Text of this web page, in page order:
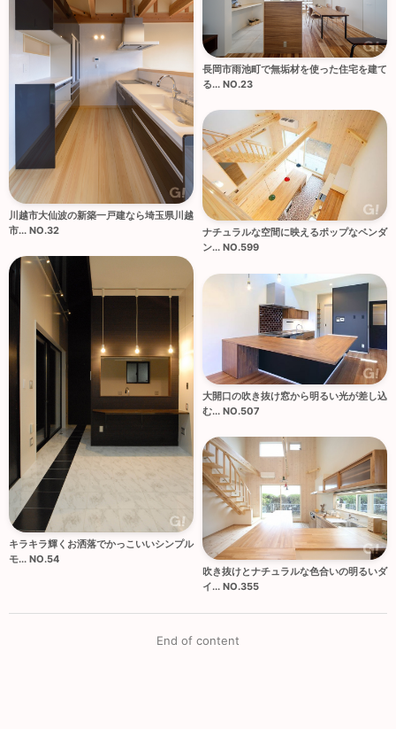
川越市大仙波の新築一戸建なら埼玉県川越
市... NO.32
長岡市雨池町で無垢材を使った住宅を建て
る... NO.23
ナチュラルな空間に映えるポップなペンダ
ン... NO.599
キラキラ輝くお洒落でかっこいいシンプル
モ... NO.54
大開口の吹き抜け窓から明るい光が差し込
む... NO.507
吹き抜けとナチュラルな色合いの明るいダ
イ... NO.355
End of content